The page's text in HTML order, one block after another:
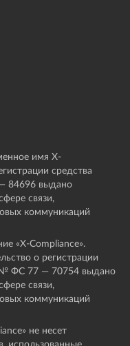
имя X-
средства
84696 выдано
связи,
коммуникаций
«Х-Compliance».
о регистрации
№ ФС 77 — 70754 выдано
связи,
коммуникаций
не несет